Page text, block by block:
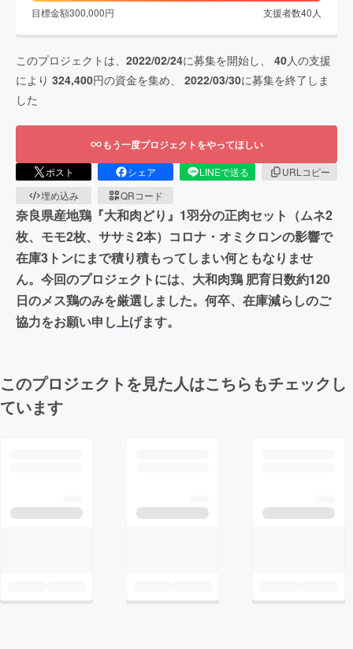
目標金額300,000円 支援者数40 人
このプロジェクトは、 2022/02/24に募集を開始し、 40人の支援
により 324,400円の資金を集め、 2022/03/30に募集を終了しま
した
もう一度プロジェクトをやってほしい
ポスト シェア LINEで送る
URLコピー
埋め込み
QRコード
奈良県産地鶏『大和肉どり』1羽分の正肉セット（ムネ2
枚、モモ2枚、ササミ2本）コロナ・オミクロンの影響で
在庫3トンにまで積り積もってしまい何ともなりませ
ん。今回のプロジェクトには、大和肉鶏 肥育日数約120
日のメス鶏のみを厳選しました。何卒、在庫減らしのご
協力をお願い申し上げます。
このプロジェクトを見た人はこちらもチェックし
ています